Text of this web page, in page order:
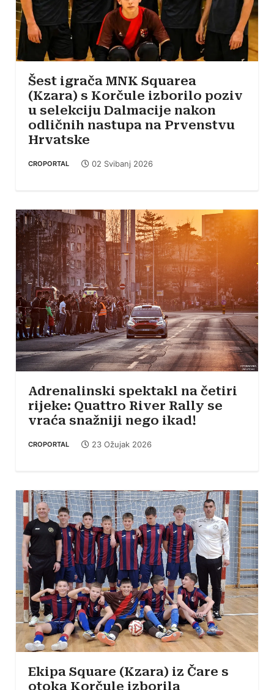
Šest igrača MNK Squarea
(Kzara) s Korčule izborilo poziv
u selekciju Dalmacije nakon
odličnih nastupa na Prvenstvu
Hrvatske
CROPORTAL 02 Svibanj 2026
Adrenalinski spektakl na četiri
rijeke: Quattro River Rally se
vraća snažniji nego ikad!
CROPORTAL 23 Ožujak 2026
Ekipa Square (Kzara) iz Čare s
otoka Korčule izborila